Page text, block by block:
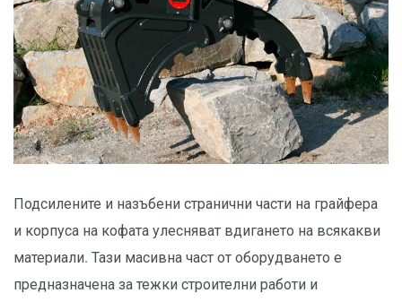
Подсилените и назъбени странични части на грайфера
и корпуса на кофата улесняват вдигането на всякакви
материали. Тази масивна част от оборудването е
предназначена за тежки строителни работи и